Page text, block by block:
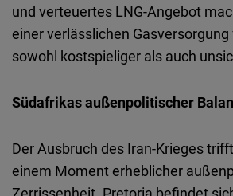
und verteuertes LNG-Angebot
einer verlässlichen
sowohl kostspieliger als auch
Südafrikas außenpolitischer
Der Ausbruch des Iran-Krieges
einem Moment erheblicher